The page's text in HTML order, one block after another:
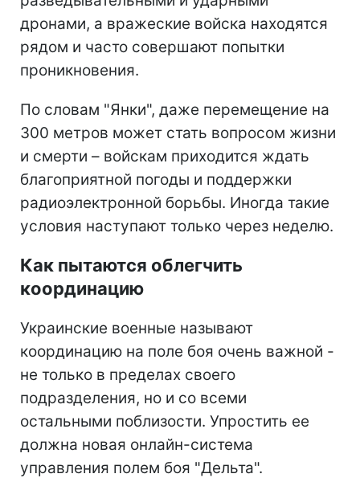
дронами, а вражеские войска находятся
рядом и часто совершают попытки
проникновения.
По словам "Янки", даже перемещение на
300 метров может стать вопросом жизни
и смерти – войскам приходится ждать
благоприятной погоды и поддержки
радиоэлектронной борьбы. Иногда такие
условия наступают только через неделю.
Как пытаются облегчить
координацию
Украинские военные называют
координацию на поле боя очень важной -
не только в пределах своего
подразделения, но и со всеми
остальными поблизости. Упростить ее
должна новая онлайн-система
управления полем боя "Дельта".